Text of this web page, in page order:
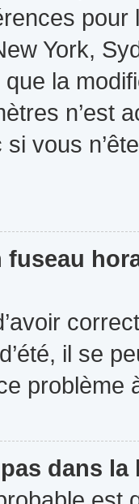
York,
que la
n’est
vous
fuseau
il se
problème
dans la